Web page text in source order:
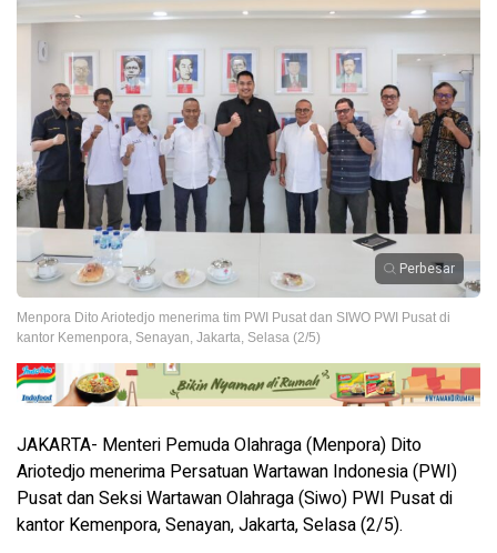
Perbesar
Menpora Dito Ariotedjo menerima tim PWI Pusat dan SIWO PWI Pusat di
kantor Kemenpora, Senayan, Jakarta, Selasa (2/5)
JAKARTA- Menteri Pemuda Olahraga (Menpora) Dito
Ariotedjo menerima Persatuan Wartawan Indonesia (PWI)
Pusat dan Seksi Wartawan Olahraga (Siwo) PWI Pusat di
kantor Kemenpora, Senayan, Jakarta, Selasa (2/5).